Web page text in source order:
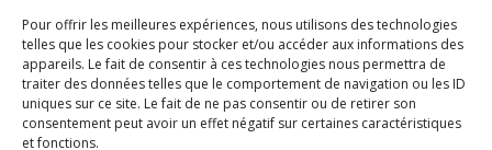
Pour offrir les meilleures expériences, nous utilisons des technologies
telles que les cookies pour stocker et/ou accéder aux informations des
appareils. Le fait de consentir à ces technologies nous permettra de
traiter des données telles que le comportement de navigation ou les ID
uniques sur ce site. Le fait de ne pas consentir ou de retirer son
consentement peut avoir un effet négatif sur certaines caractéristiques
et fonctions.
07 83 20 79 47
Pau (Pyrénées-Atlantiques 64)